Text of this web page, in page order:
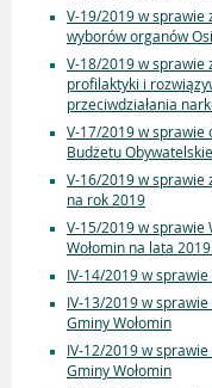
V-19/2019 w sprawie
wyborów organów
V-18/2019 w sprawie
profilaktyki i
przeciwdziałania
V-17/2019 w sprawie
Budżetu
V-16/2019 w sprawie
na rok 2019
V-15/2019 w sprawie
Wołomin na lata
IV-14/2019 w
IV-13/2019 w
Gminy Wołomin
IV-12/2019 w
Gminy Wołomin